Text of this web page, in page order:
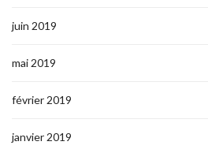
juin 2019
mai 2019
février 2019
janvier 2019